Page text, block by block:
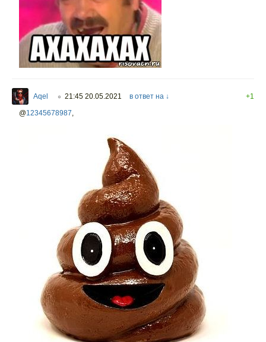
Aqel ○ 21:45 20.05.2021 в ответ на ↓
+1
@12345678987